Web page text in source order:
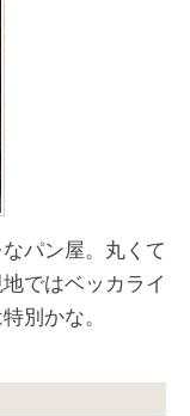
パン屋。丸くて
ではベッカライ
別かな。